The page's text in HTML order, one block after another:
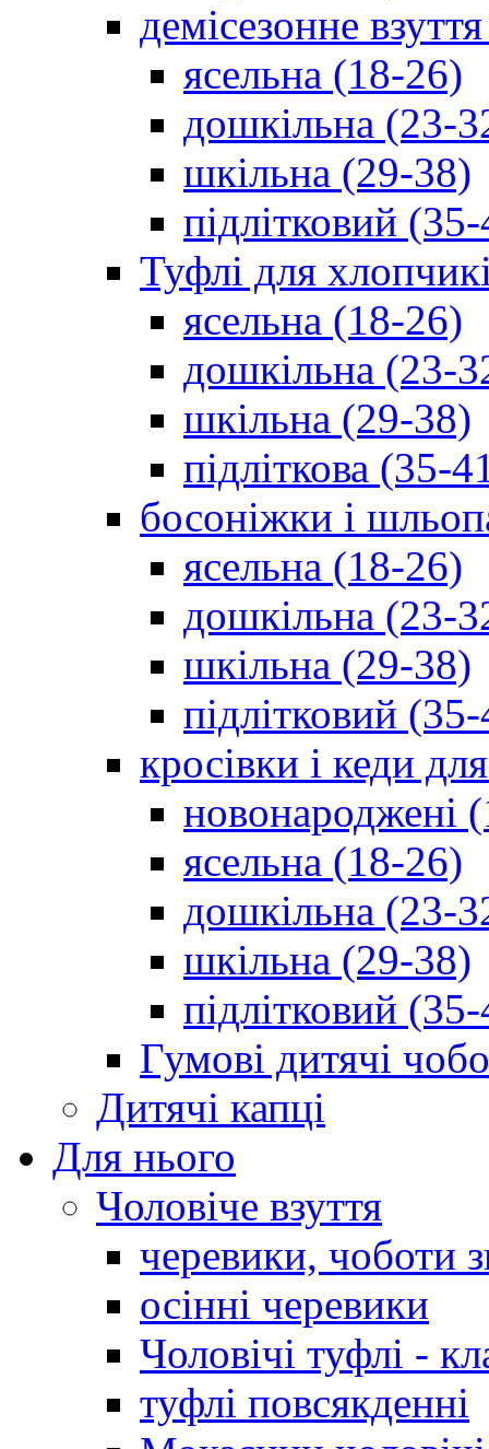
демісезонне
ясельна (18-26)
дошкільна (23-
шкільна (29-38)
підлітковий
Туфлі для
ясельна (18-26)
дошкільна (23-
шкільна (29-38)
підліткова (35-
босоніжки і
ясельна (18-26)
дошкільна (23-
шкільна (29-38)
підлітковий
кросівки і кеди
новонароджені
ясельна (18-26)
дошкільна (23-
шкільна (29-38)
підлітковий
Гумові дитячі
Дитячі капці
Для нього
Чоловіче взуття
черевики, чоботи
осінні черевики
Чоловічі туфлі -
туфлі повсякденні